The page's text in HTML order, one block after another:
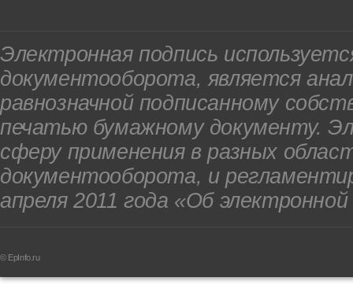
Электронная подпись
документооборота, является
равнозначной подписанному
печатью бумажному документу.
сферу применения в разных
документооборота, и
апреля 2011 года «Об
© EpInfo.ru